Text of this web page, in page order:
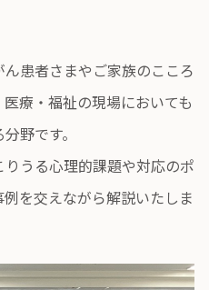
患者さまやご家族のこころ
療・福祉の現場においても
野です。
うる心理的課題や対応のポ
を交えながら解説いたしま